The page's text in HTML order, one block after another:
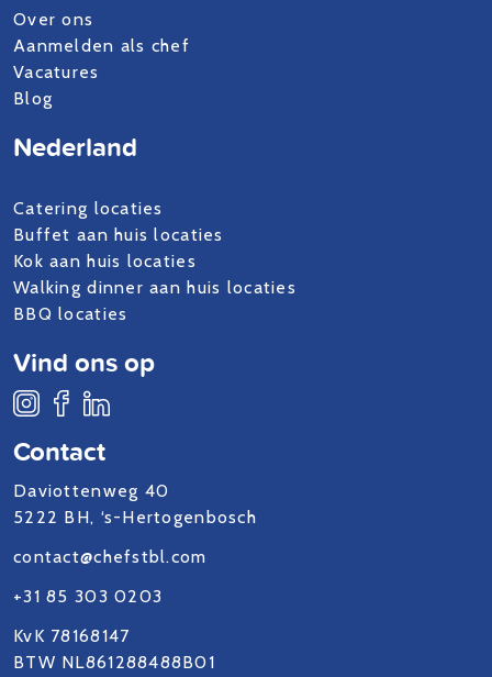
Over ons
Aanmelden als chef
Vacatures
Blog
Contact
Daviottenweg 40
5222 BH, ‘s-Hertogenbosch
contact@chefstbl.com
+31 85 303 0203
KvK 78168147
BTW NL861288488B01
Nederland
Catering locaties
Buffet aan huis locaties
Kok aan huis locaties
Walking dinner aan huis locaties
BBQ locaties
Vind ons op